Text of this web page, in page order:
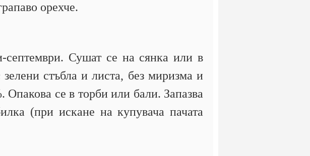
орехче.
Сушат се на сянка или в
стъбла и листа, без миризма и
се в торби или бали. Запазва
(при искане на купувача пачата